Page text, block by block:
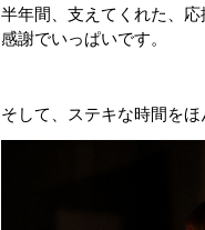
半年間、支えてくれた、
感謝でいっぱいです。
そして、ステキな時間を